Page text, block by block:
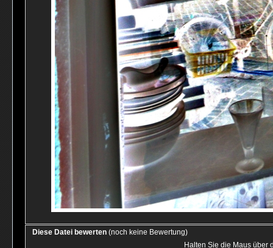
Diese Datei bewerten (noch keine Bewertung)
Halten Sie die Maus über